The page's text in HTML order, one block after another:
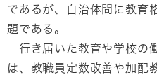
であるが、自治体間に教育
題である。
行き届いた教育や学校の
は、教職員定数改善や加配